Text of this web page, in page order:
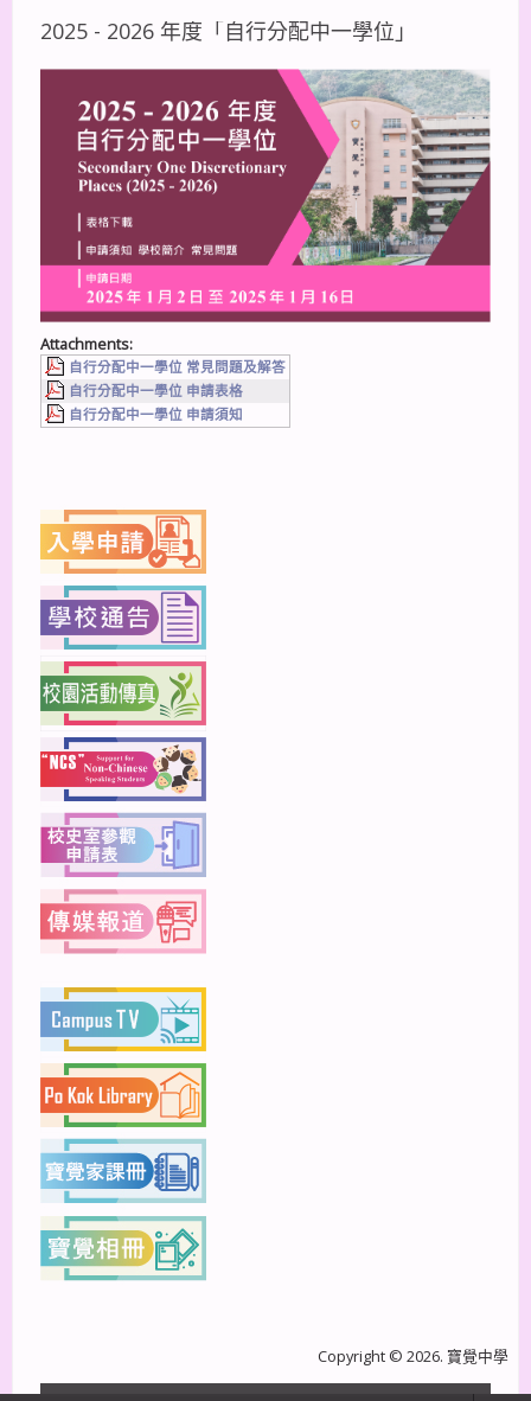
2025 - 2026 年度「自行分配中一學位」
Attachments:
自行分配中一學位 常見問題及解答
自行分配中一學位 申請表格
自行分配中一學位 申請須知
Copyright © 2026. 寶覺中學